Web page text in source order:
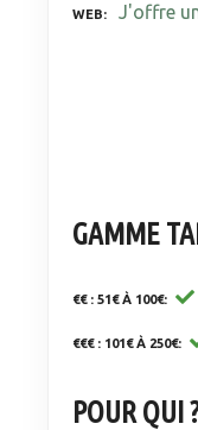
WEB J'offre
GAMME
€€ : 51€ À 100€
€€€ : 101€ À 250€
POUR QUI